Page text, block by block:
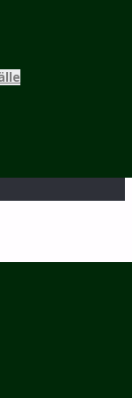
Umgebung